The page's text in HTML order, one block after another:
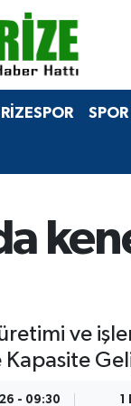
SPOR
ve
- 09:30